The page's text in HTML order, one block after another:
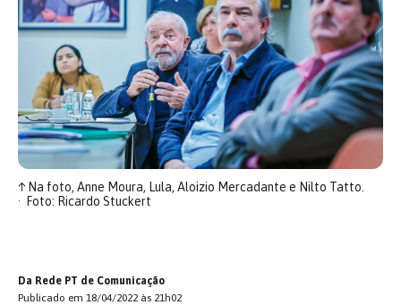
↑Na foto, Anne Moura, Lula, Aloizio Mercadante e Nilto Tatto.
Foto: Ricardo Stuckert
Da Rede PT de Comunicação
Publicado em 18/04/2022 às 21h02